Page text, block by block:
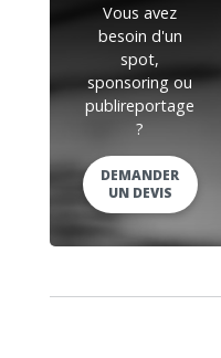
Vous avez
besoin d'un
spot,
sponsoring ou
publireportage
?
DEMANDER
UN DEVIS